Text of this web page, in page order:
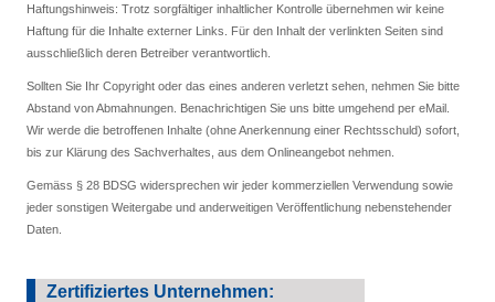
Haftungshinweis: Trotz sorgfältiger inhaltlicher Kontrolle übernehmen wir keine
Haftung für die Inhalte externer Links. Für den Inhalt der verlinkten Seiten sind
ausschließlich deren Betreiber verantwortlich.
Sollten Sie Ihr Copyright oder das eines anderen verletzt sehen, nehmen Sie bitte
Abstand von Abmahnungen. Benachrichtigen Sie uns bitte umgehend per eMail.
Wir werde die betroffenen Inhalte (ohne Anerkennung einer Rechtsschuld) sofort,
bis zur Klärung des Sachverhaltes, aus dem Onlineangebot nehmen.
Gemäss § 28 BDSG widersprechen wir jeder kommerziellen Verwendung sowie
jeder sonstigen Weitergabe und anderweitigen Veröffentlichung nebenstehender
Daten.
Zertifiziertes Unternehmen: